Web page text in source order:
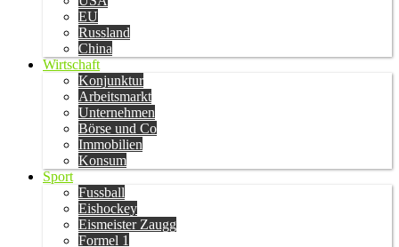
EU
Russland
China
Wirtschaft
Konjunktur
Arbeitsmarkt
Unternehmen
Börse und Co
Immobilien
Konsum
Sport
Fussball
Eishockey
Eismeister Zaugg
Formel 1